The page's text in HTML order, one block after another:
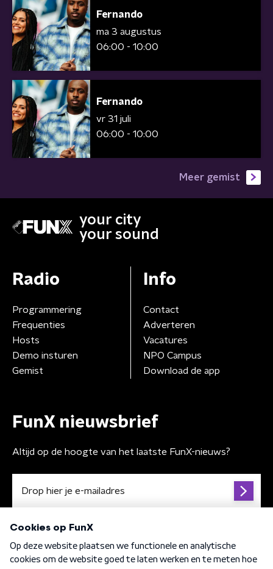
Fernando
ma 3 augustus
06:00 - 10:00
Fernando
vr 31 juli
06:00 - 10:00
Meer gemist
your city
your sound
Radio
Programmering
Frequenties
Hosts
Demo insturen
Gemist
Info
Contact
Adverteren
Vacatures
NPO Campus
Download de app
FunX nieuwsbrief
Altijd op de hoogte van het laatste FunX-nieuws?